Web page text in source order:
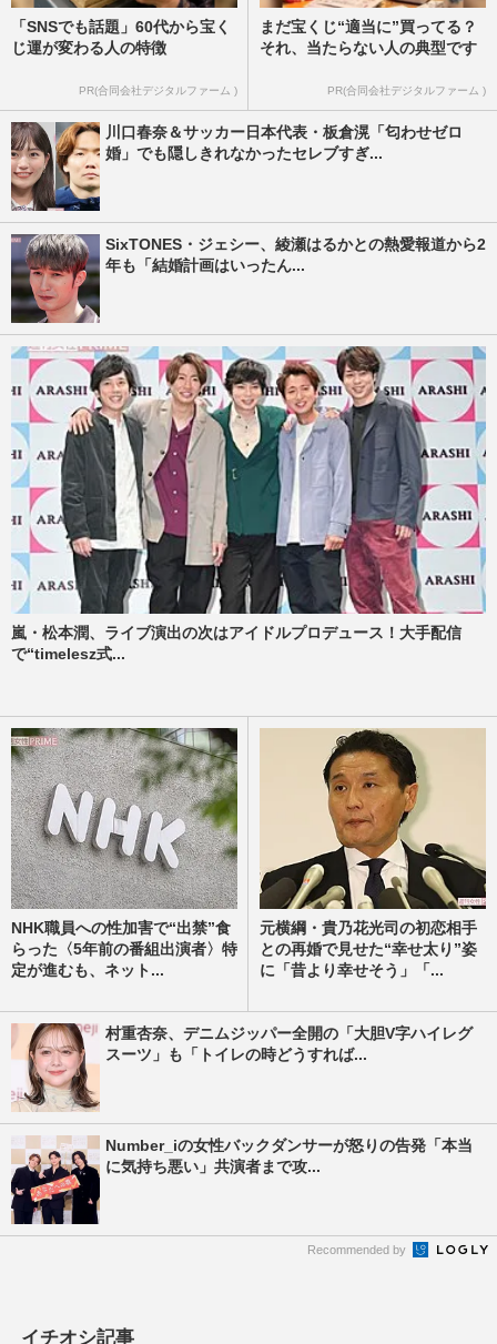
「SNSでも話題」60代から宝く
じ運が変わる人の特徴
PR(合同会社デジタルファーム )
まだ宝くじ“適当に”買ってる？
それ、当たらない人の典型です
PR(合同会社デジタルファーム )
川口春奈＆サッカー日本代表・板倉滉「匂わせゼロ
婚」でも隠しきれなかったセレブすぎ...
SixTONES・ジェシー、綾瀬はるかとの熱愛報道から2
年も「結婚計画はいったん...
嵐・松本潤、ライブ演出の次はアイドルプロデュース！大手配信
で“timelesz式...
NHK職員への性加害で“出禁”食
らった〈5年前の番組出演者〉特
定が進むも、ネット...
元横綱・貴乃花光司の初恋相手
との再婚で見せた“幸せ太り”姿
に「昔より幸せそう」「...
村重杏奈、デニムジッパー全開の「大胆V字ハイレグ
スーツ」も「トイレの時どうすれば...
Number_iの女性バックダンサーが怒りの告発「本当
に気持ち悪い」共演者まで攻...
Recommended by
イチオシ記事